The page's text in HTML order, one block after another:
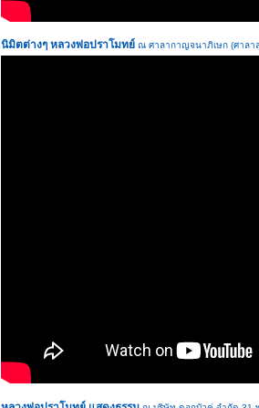
นิมิตต่างๆ หลวงพ่อปราโมทย์ ณ ศาลากาญจนาภิเษก (ศาลา